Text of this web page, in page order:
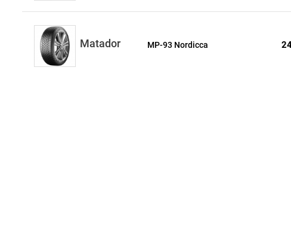
Matador MP-93 Nordicca